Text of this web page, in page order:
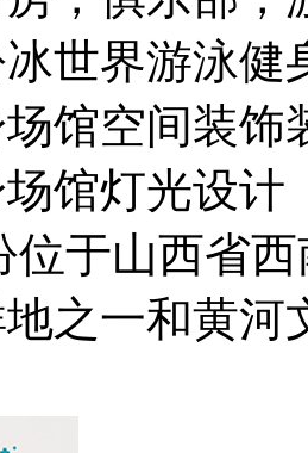
世界游泳健
馆空间装饰
馆灯光设计
位于山西省
之一和黄河